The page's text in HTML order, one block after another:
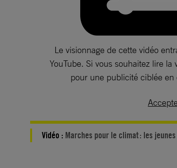
Le visionnage de cette vidéo
YouTube. Si vous souhaitez lire
pour une publicité ciblée
Vidéo : Marches pour le climat : les